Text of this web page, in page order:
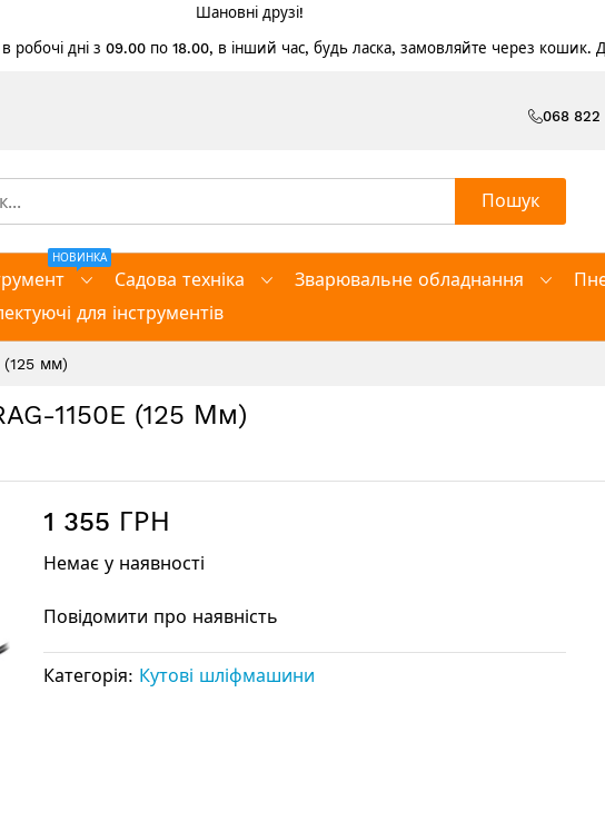
Шановні друзі!
робочі дні з 09.00 по 18.00, в інший час, будь ласка, замовляйте через кошик.
068 822
Пошук
НОВИНКА
Садова техніка Зварювальне обладнання
для інструментів
(125 мм)
1150E (125 Мм)
1 355 ГРН
Немає у наявності
Повідомити про наявність
Категорія: Кутові шліфмашини